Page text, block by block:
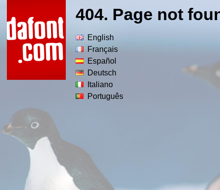
404. Page not
English
Français
Español
Deutsch
Italiano
Português